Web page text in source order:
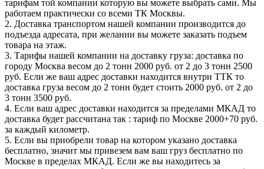
тарифам той компании которую вы можете выбрать сами. Мы
работаем практически со всеми ТК Москвы.
2. Доставка транспортом нашей компании производится до
подъезда адресата, при желании вы можете заказать подъем
товара на этаж.
3. Тарифы нашей компании на доставку груза: доставка по
городу Москва весом до 2 тонн 2000 руб. от 2 до 3 тонн 2500
руб. Если же ваш адрес доставки находится внутри ТТК то
доставка груза весом до 2 тонн будет стоить 2000 руб. от 2 до
3 тонн 3500 руб.
4. Если ваш адрес доставки находится за пределами МКАД то
доставка будет рассчитана так : тариф по Москве 2000+70 руб.
за каждый километр.
5. Если вы приобрели товар на котором указано доставка
бесплатно, значит мы привезем вам ваш груз бесплатно по
Москве в пределах МКАД. Если же вы находитесь за